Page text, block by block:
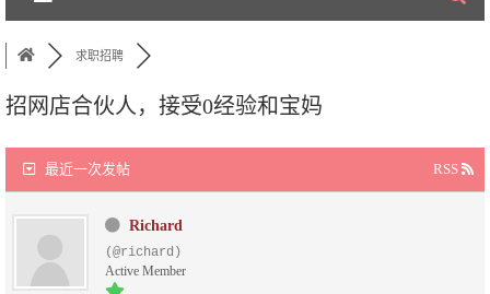
求职招聘
招网店合伙人，接受0经验和宝妈
最近一次发帖 RSS
Richard
(@richard)
Active Member